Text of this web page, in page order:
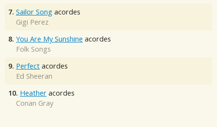
7. Sailor Song acordes
Gigi Perez
8. You Are My Sunshine acordes
Folk Songs
9. Perfect acordes
Ed Sheeran
10. Heather acordes
Conan Gray